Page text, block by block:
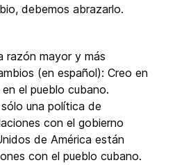
debemos abrazarlo.
razón mayor y más
(en español): Creo en
el pueblo cubano.
una política de
con el gobierno
de América están
con el pueblo cubano.